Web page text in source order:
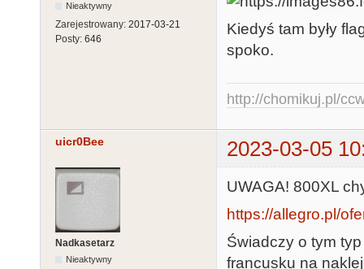
Nieaktywny
Zarejestrowany: 2017-03-21
Posty: 646
Kiedyś tam były
spoko.
http://chomikuj.pl/
uicr0Bee 2023-03-05
Nadkasetarz
Nieaktywny
UWAGA! 800XL
https://allegro.pl/
Świadczy o tym
francusku na